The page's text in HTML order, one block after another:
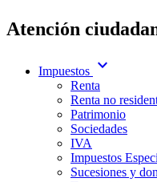
Atención
Impuestos expand_more
Renta
Renta no
Patrimonio
Sociedades
IVA
Impuestos
Sucesiones y